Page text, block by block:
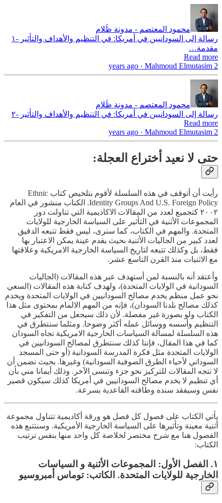
محمود المعتصم - مدونة ظَلام
رسالة إلى السودانيين في أمريكا: في التنظيم والأهداف والتأثير -١
مقدمة…
Read more
2 years ago · Mahmoud Elmutasim
محمود المعتصم - مدونة ظَلام
رسالة إلى السودانيين في أمريكا: في التنظيم والأهداف والتأثير -٢
Read more
2 years ago · Mahmoud Elmutasim
حتى لا نعيد أختراع العجلة:
رأيت أن أتوقف في هذه السلسلة لأقوم بتلخيص كتاب Ethnic
Identity Groups And U.S. Foreign Policy. الكتاب منشور في العام
٢٠٠٢ كتجميع لعدد من المقالات الاكاديمية التي تناولت دور
المجموعات الأثنية في التأثير على السياسة الخارجية للولايات
المتحدة. والمهم في الكتاب، كما سنرى، ليس فقط تتبعه الدقيق
لعدد كبير من الجاليات الأثنية بحيث يقدم عينة يمكن الاعتبار بها
فقط، بل وكذلك تتبعه لتاريخ السياسة الخارجية الامريكية وعلاقتها
مع الاثنيات منذ القرن التاسع عشر.
وأعتقد أنه بالنسبة لمن أستهدف عبر هذه المقالات (الجاليات
السودانية في الولايات المتحدة)، ولهدف كتابة هذه المقالات (السعي
نحو عمل منظم يخدم مصالح السودانيين في الولايات المتحدة ويخدم
كذلك مصالح بلدنا السودان)، فإنه من المهم الالمام بمحتوى مثل هذا
الكتاب ولو بصورة غير مفصلة. لأن ذلك سيجعل من التفكير في
التنظيم وأسسه ووسائل عمله أكثر وضوحا. ومثلما سنتطرق في
هذه السلسلة لمسألة السياسات الخارجية الامريكية تجاه السودان
كما في هذا المقال، فإننا كذلك سنتطرق لمصالح السودانيين في
الولايات المتحدة مثل فكرة المدرسة السودانية (أو حتى المسجد
السوداني لأحياء الطرق الصوفية السودانية) وغيرها. بحيث نضمن أن
لا تتجه المقالات للتركيز نحو جزء وتنسى الآخر. وذلك أيمانا مني بأن
أي تنظيم لا يخدم مصالح السودانيين في أمريكا كذلك سيكون قصير
نفس وسيفقد سنده وطاقته القاعدية بسرعة.
يأتي الكتاب على فصول كل فصل هو ورقة أكاديمية تتناول مجموعة
أثنية معينة وتأثيرها على السياسة الخارجية الأمريكية. وسنتتبع هذه
الفصول هنا مع شرح مختصر لخلاصة كل واحد منها بنفس ترتيب
الكتاب:
١. الفصل الأول: المجموعات الأثنية و السياسات
الخارجية للولايات المتحدة. الكاتب: توماس أمبروسيو